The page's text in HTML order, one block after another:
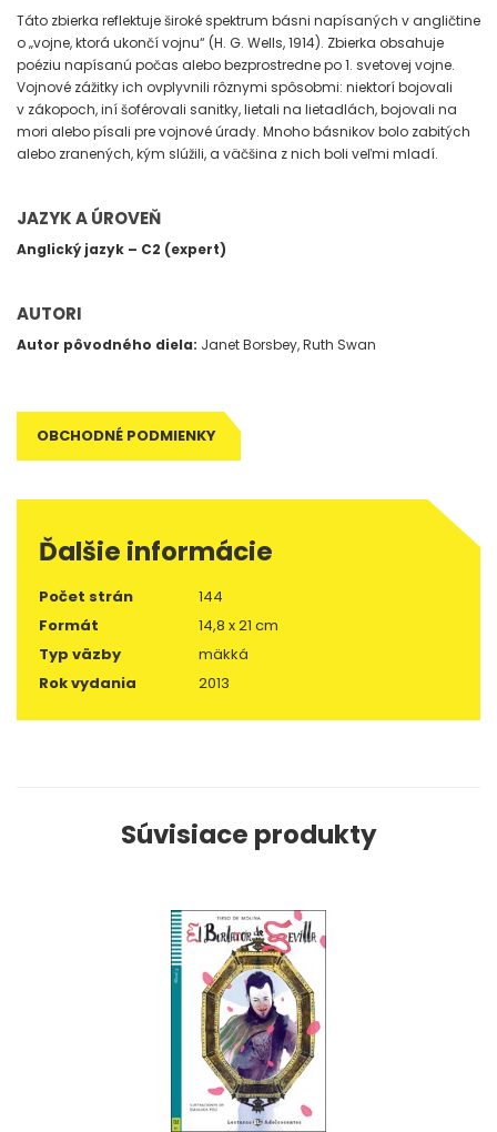
Táto zbierka reflektuje široké spektrum básni napísaných v angličtine
o „vojne, ktorá ukončí vojnu“ (H. G. Wells, 1914). Zbierka obsahuje
poéziu napísanú počas alebo bezprostredne po 1. svetovej vojne.
Vojnové zážitky ich ovplyvnili rôznymi spôsobmi: niektorí bojovali
v zákopoch, iní šoférovali sanitky, lietali na lietadlách, bojovali na
mori alebo písali pre vojnové úrady. Mnoho básnikov bolo zabitých
alebo zranených, kým slúžili, a väčšina z nich boli veľmi mladí.
JAZYK A ÚROVEŇ
Anglický jazyk – C2 (expert)
AUTORI
Autor pôvodného diela: Janet Borsbey, Ruth Swan
OBCHODNÉ PODMIENKY
Ďalšie informácie
Počet strán
144
Formát
14,8 x 21 cm
Typ väzby
mäkká
Rok vydania
2013
Súvisiace produkty